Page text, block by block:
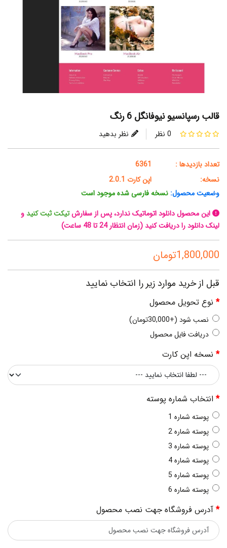
قالب رسپانسیو نیوفانگل 6 رنگ
0 نظر نظر بدهید
تعداد بازدیدها :
6361
نسخه:
اپن کارت 2.0.1
وضعیت محصول: نسخه فارسی شده موجود است
این محصول دانلود اتوماتیک ندارد، پس از سفارشتیکت ثبت کنیدو
لینک دانلود را دریافت کنید (زمان انتظار 24 تا 48 ساعت)
1,800,000تومان
قبل از خرید موارد زیر را انتخاب نمایید
نوع تحویل محصول
نصب شود (+30,000تومان)
دریافت فایل محصول
نسخه اپن کارت
انتخاب شماره پوسته
پوسته شماره 1
پوسته شماره 2
پوسته شماره 3
پوسته شماره 4
پوسته شماره 5
پوسته شماره 6
آدرس فروشگاه جهت نصب محصول